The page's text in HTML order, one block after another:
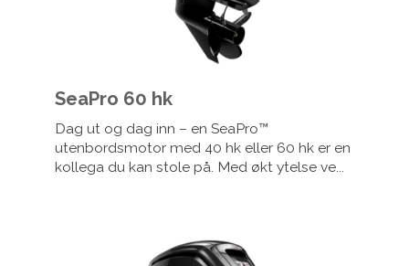
SeaPro 60 hk
Dag ut og dag inn – en SeaPro™
utenbordsmotor med 40 hk eller 60 hk er en
kollega du kan stole på. Med økt ytelse ve...